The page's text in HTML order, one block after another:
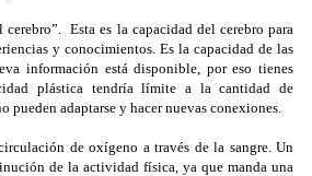
Esta es la capacidad del cerebro para
y conocimientos. Es la capacidad de las
información está disponible, por eso tienes
plástica tendría límite a la cantidad de
pueden adaptarse y hacer nuevas conexiones.
de oxígeno a través de la sangre. Un
de la actividad física, ya que manda una